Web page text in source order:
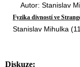
Autor: Stanislav
Fyzika divností ve
Stanislav Mihulka
Diskuze: